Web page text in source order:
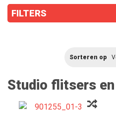
FILTERS
Sorteren op
Studio flitsers